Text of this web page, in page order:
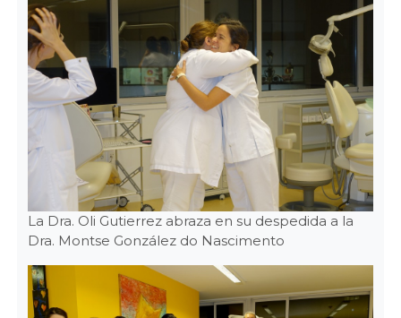
La Dra. Oli Gutierrez abraza en su despedida a la
Dra. Montse González do Nascimento